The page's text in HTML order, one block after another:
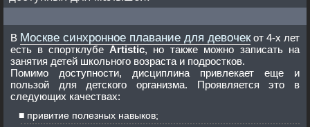
В Москве синхронное плавание для девочекот 4-х лет
есть в спортклубе Artistic, но также можно записать на
занятия детей школьного возраста и подростков.
Помимо доступности, дисциплина привлекает еще и
пользой для детского организма. Проявляется это в
следующих качествах:
привитие полезных навыков;